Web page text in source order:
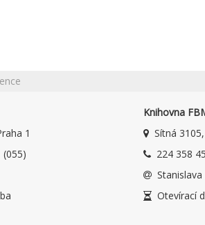
1
(055)
Knihovna
Sítná
224 358
Otevírací